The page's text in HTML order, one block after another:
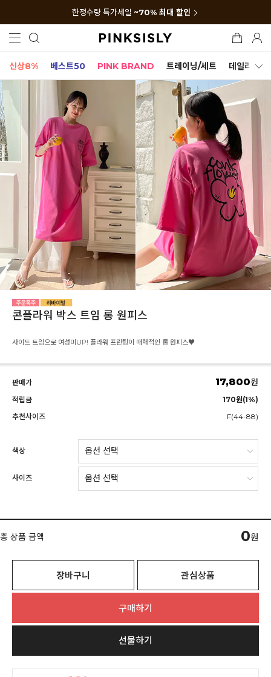
한정수량 특가세일 ~70% 최대 할인
신상8% 베스트50 PINK BRAND 트레이닝/세트 데일리세트
콘플라워 박스 트임 롱 원피스
사이드 트임으로 여성미UP! 플라워 프린팅이 매력적인 롱 원피스♥
판매가 17,800원
적립금
170원(1%)
추천사이즈
F(44-88)
색상
사이즈
총 상품 금액 0원
장바구니 관심상품
구매하기
선물하기